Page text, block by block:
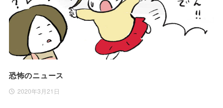
恐怖のニュース
2020年3月21日